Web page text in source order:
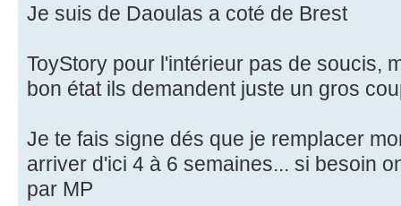
Je suis de Daoulas a coté de Brest
ToyStory pour l'intérieur pas de soucis,
bon état ils demandent juste un gros
Je te fais signe dés que je remplacer
arriver d'ici 4 à 6 semaines... si besoin
par MP